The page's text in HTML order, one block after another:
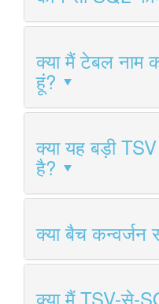
क्या मैं टेबल नाम
हूं?
क्या यह बड़ी
है?
क्या बैच कन्वर्जन
क्या मैं TSV-से-